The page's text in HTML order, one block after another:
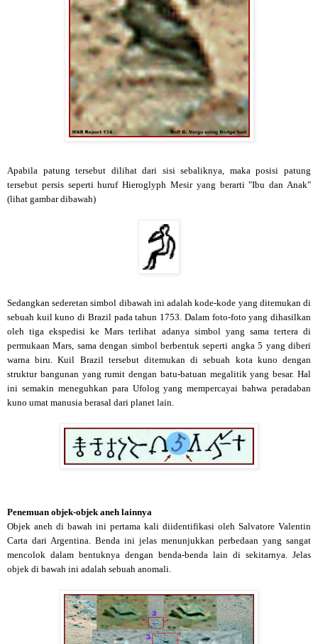
Apabila patung tersebut dilihat dari sisi sebaliknya, maka posisi patung
tersebut persis seperti huruf Hieroglyph Mesir yang berarti "Ibu dan Anak"
(lihat gambar dibawah)
Sedangkan sederetan simbol dibawah ini adalah kode-kode yang ditemukan di
sebuah kuil kuno di Brazil pada tahun 1753. Dalam foto-foto yang dihasilkan
oleh tiga ekspedisi ke Mars terlihat adanya simbol yang sama tertera di
permukaan Mars, sama dengan simbol berbentuk seperti angka 5 yang diberi
warna biru. Kuil Brazil tersebut ditemukan di sebuah kota kuno dengan
struktur bangunan yang rumit dengan batu-batuan megalitik yang besar. Hal
ini semakin meneguhkan para Ufolog yang mempercayai bahwa peradaban
kuno umat manusia berasal dari planet lain.
Penemuan objek-objek aneh lainnya
Objek aneh di bawah ini pertama kali diidentifikasi oleh Salvatore Valentin
Carta dari Argentina. Benda ini jelas menunjukkan perbedaan yang sangat
mencolok dalam bentuknya dengan benda-benda lain di sekitarnya. Jelas
objek di bawah ini adalah sebuah anomali.